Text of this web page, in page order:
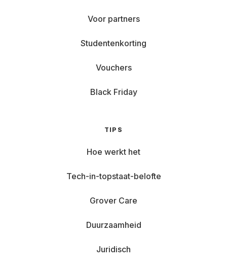
Voor partners
Studentenkorting
Vouchers
Black Friday
TIPS
Hoe werkt het
Tech-in-topstaat-belofte
Grover Care
Duurzaamheid
Juridisch